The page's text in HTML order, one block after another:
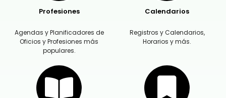
Profesiones
Agendas y Planificadores de
Oficios y Profesiones más
populares.
Calendarios
Registros y Calendarios,
Horarios y más.